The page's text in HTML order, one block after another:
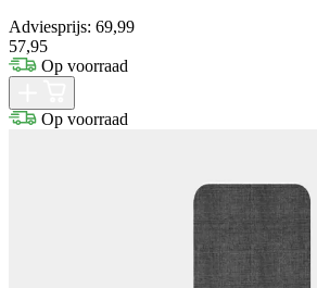
Adviesprijs: 69,99
57,95
Op voorraad
Op voorraad